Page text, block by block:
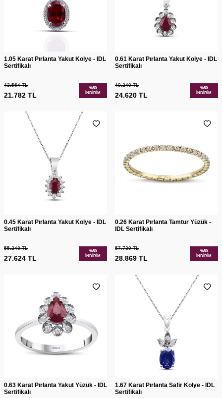
1.05 Karat Pırlanta Yakut Kolye - IDL
Sertifikalı
43.564TL
21.782 TL
%50
İNDIRIM
0.61 Karat Pırlanta Yakut Kolye - IDL
Sertifikalı
49.240TL
24.620 TL
%50
İNDIRIM
0.45 Karat Pırlanta Yakut Kolye - IDL
Sertifikalı
55.248TL
27.624 TL
%50
İNDIRIM
0.26 Karat Pırlanta Tamtur Yüzük -
IDL Sertifikalı
57.739TL
28.869 TL
%50
İNDIRIM
0.63 Karat Pırlanta Yakut Yüzük - IDL
Sertifikalı
1.67 Karat Pırlanta Safir Kolye - IDL
Sertifikalı